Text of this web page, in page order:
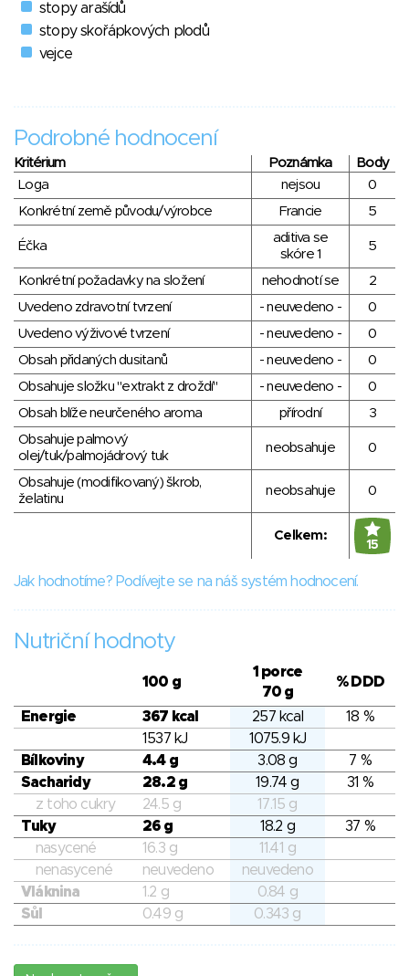
stopy arašídů
stopy skořápkových plodů
vejce
Podrobné hodnocení
Kritérium Poznámka
Body
Loga
nejsou
0
Konkrétní země původu/výrobce
Francie 5
Éčka
aditiva se
skóre 1
5
Konkrétní požadavky na složení nehodnotí se
2
Uvedeno zdravotní tvrzení
- neuvedeno -
0
Uvedeno výživové tvrzení
- neuvedeno -
0
Obsah přidaných dusitanů
- neuvedeno -
0
Obsahuje složku "extrakt z droždí"
- neuvedeno -
0
Obsah blíže neurčeného aroma
přírodní
3
Obsahuje palmový
olej/tuk/palmojádrový tuk
neobsahuje 0
Obsahuje (modifikovaný) škrob,
želatinu
neobsahuje 0
Celkem:
15
Jak hodnotíme? Podívejte se na náš systém hodnocení.
Nutriční hodnoty
100 g
1 porce
70 g
% DDD
Energie 367 kcal 257 kcal
18 %
1537 kJ
1075.9 kJ
Bílkoviny
4.4 g 3.08 g
7 %
Sacharidy
28.2 g 19.74 g
31 %
z toho cukry
24.5 g
17.15 g
Tuky
26 g 18.2 g
37 %
nasycené
16.3 g
11.41 g
nenasycené
neuvedeno
neuvedeno
Vláknina
1.2 g
0.84 g
Sůl
0.49 g 0.343 g